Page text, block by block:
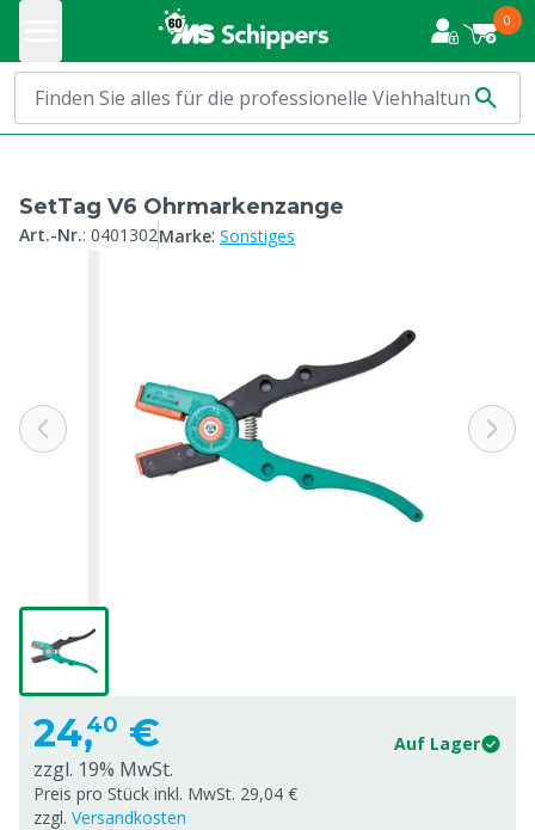
0
SetTag V6 Ohrmarkenzange
Art.-Nr.: 0401302Marke: Sonstiges
24,40 € Auf Lager
zzgl. 19% MwSt.
Preis pro Stück inkl. MwSt. 29,04 €
zzgl. Versandkosten